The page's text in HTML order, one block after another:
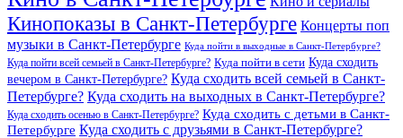
Кинопоказы в Санкт-Петербурге Концерты поп
музыки в Санкт-Петербурге Куда пойти в выходные в Санкт-Петербурге?
Куда пойти всей семьей в Санкт-Петербурге? Куда пойти в сети Куда сходить
вечером в Санкт-Петербурге? Куда сходить всей семьей в Санкт-
Петербурге? Куда сходить на выходных в Санкт-Петербурге?
Куда сходить осенью в Санкт-Петербурге? Куда сходить с детьми в Санкт-
Петербурге Куда сходить с друзьями в Санкт-Петербурге?